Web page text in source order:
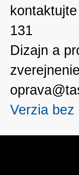
131
Dizajn a
Verzia bez